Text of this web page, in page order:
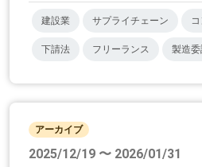
建設業 サプライチェーン
下請法 フリーランス 製造委
アーカイブ
2025/12/19 〜 2026/01/31